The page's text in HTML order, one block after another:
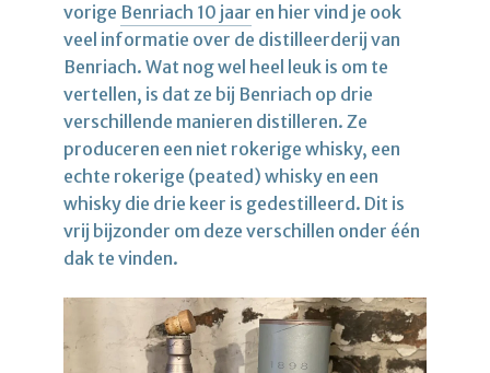
vorige Benriach 10 jaar en hier vind je ook
veel informatie over de distilleerderij van
Benriach. Wat nog wel heel leuk is om te
vertellen, is dat ze bij Benriach op drie
verschillende manieren distilleren. Ze
produceren een niet rokerige whisky, een
echte rokerige (peated) whisky en een
whisky die drie keer is gedestilleerd. Dit is
vrij bijzonder om deze verschillen onder één
dak te vinden.